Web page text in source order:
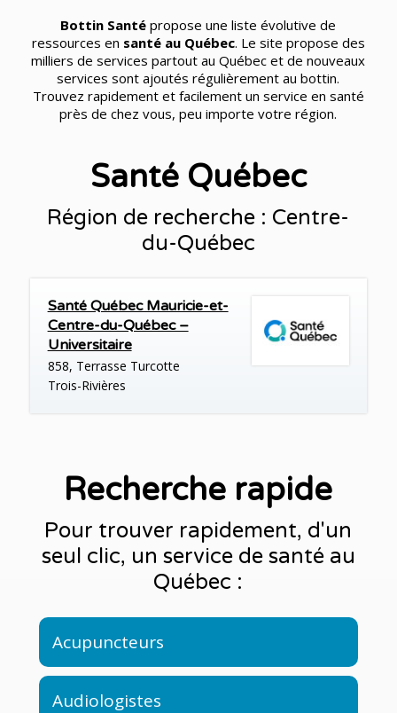
Bottin Santé propose une liste évolutive de
ressources en santé au Québec. Le site propose des
milliers de services partout au Québec et de nouveaux
services sont ajoutés régulièrement au bottin.
Trouvez rapidement et facilement un service en santé
près de chez vous, peu importe votre région.
Santé Québec
Région de recherche : Centre-
du-Québec
Santé Québec Mauricie-et-
Centre-du-Québec –
Universitaire
858, Terrasse Turcotte
Trois-Rivières
Recherche rapide
Pour trouver rapidement, d'un
seul clic, un service de santé au
Québec :
Acupuncteurs
Audiologistes